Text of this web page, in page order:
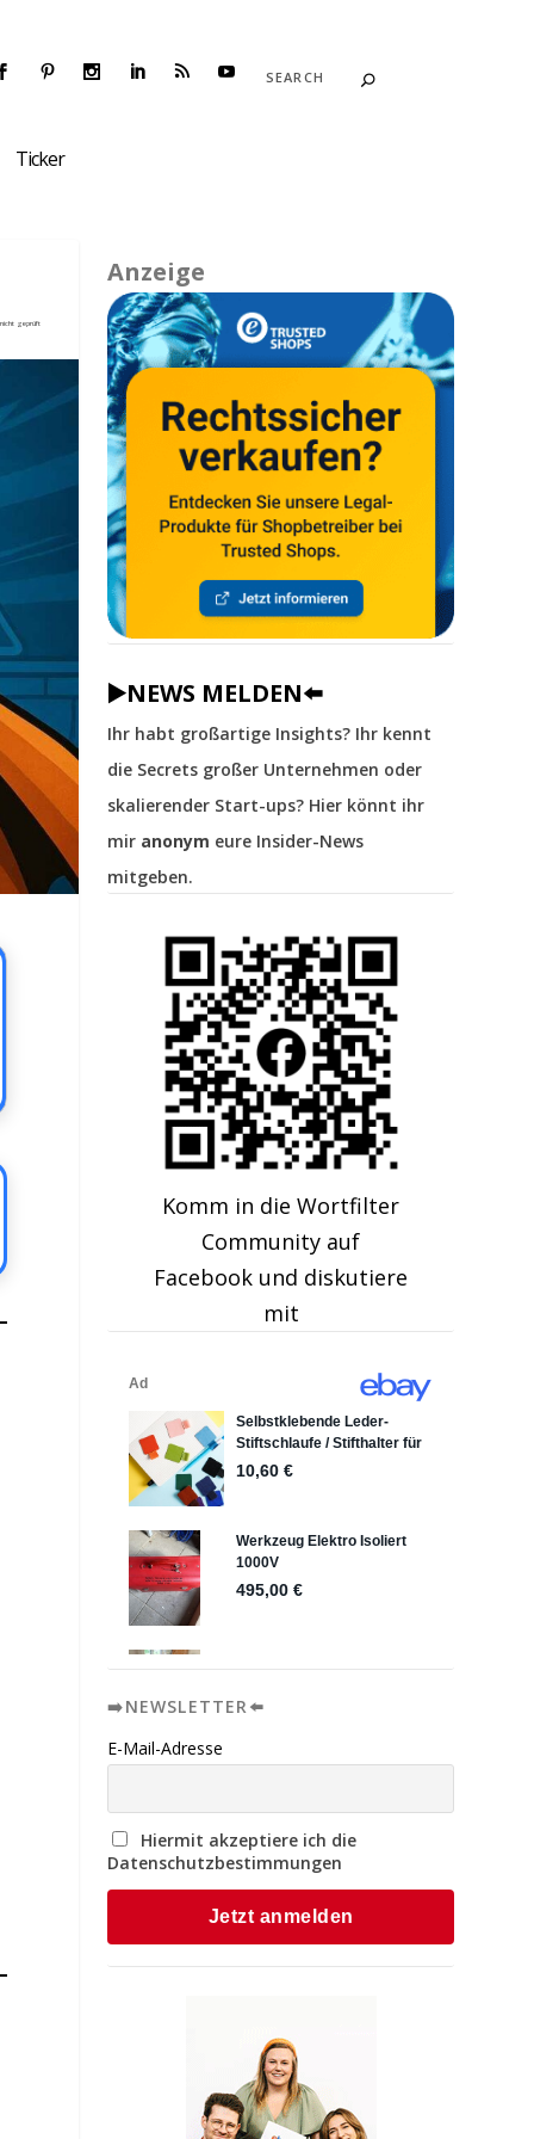
Ticker
Anzeige
▶️NEWS MELDEN⬅️
Ihr habt großartige Insights? Ihr kennt
die Secrets großer Unternehmen oder
skalierender Start-ups? Hier könnt ihr
mir anonym eure Insider-News
mitgeben.
Komm in die Wortfilter
Community auf
Facebook und diskutiere
mit
➡️NEWSLETTER⬅️
E-Mail-Adresse
Hiermit akzeptiere ich die
Datenschutzbestimmungen